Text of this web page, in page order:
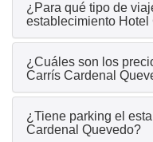
¿Para qué tipo de
establecimiento
¿Cuáles son los
Carrís Cardenal
¿Tiene parking el
Cardenal Quevedo?